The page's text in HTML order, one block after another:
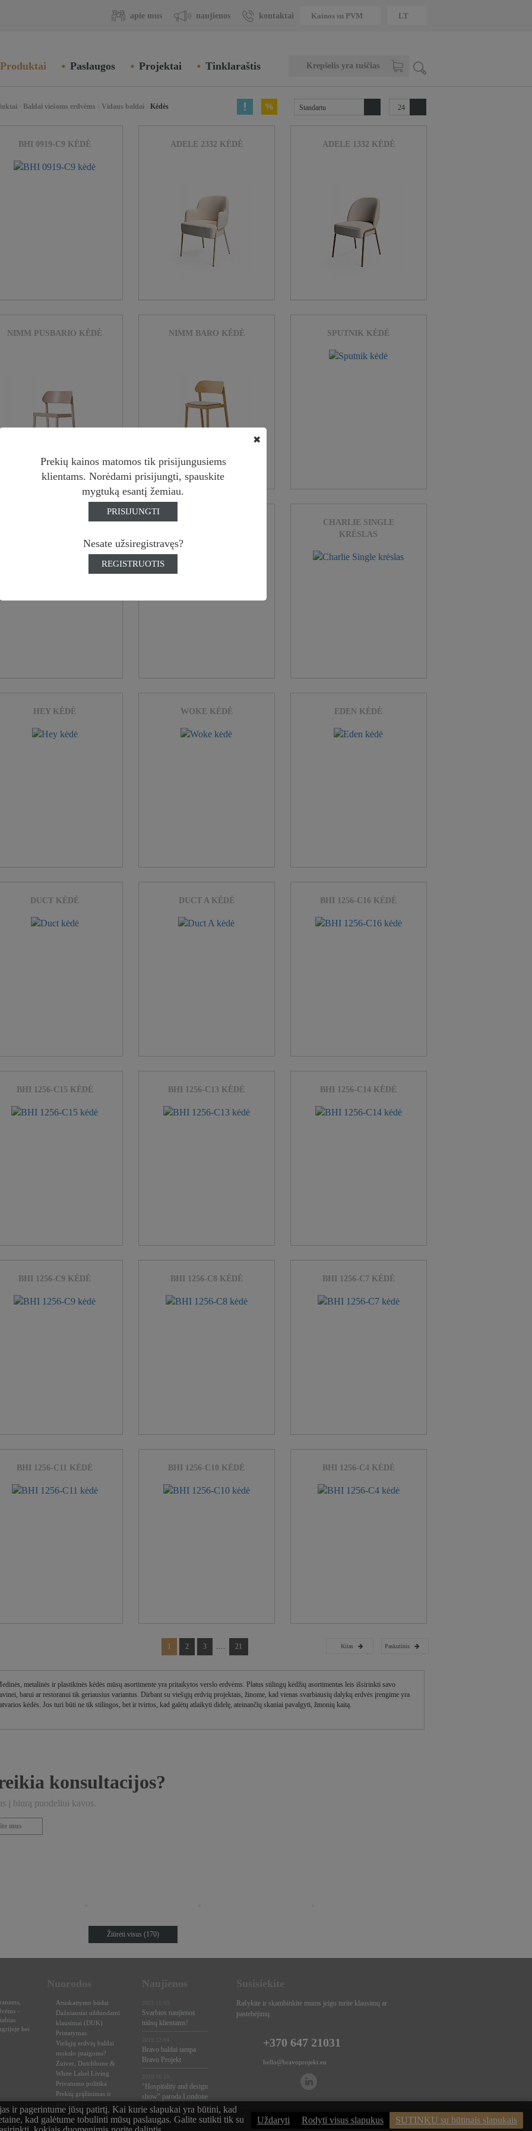
apie mus naujienos kontaktai Kainos su PVM
Kainos su PVM LT
Produktai Paslaugos Projektai Tinklaraštis Krepšelis yra tuščias
> Baldai viešoms erdvėms > Vidaus baldai > Kėdės Standartu 24
BHI 0919-C9 KĖDĖ ADELE 2332 KĖDĖ ADELE 1332 KĖDĖ
NIMM PUSBARIO KĖDĖ NIMM BARO KĖDĖ SPUTNIK KĖDĖ
POODLE EC KRĖSLAS
CHARLIE SINGLE
KRĖSLAS
HEY KĖDĖ WOKE KĖDĖ EDEN KĖDĖ
DUCT KĖDĖ DUCT A KĖDĖ BHI 1256-C16 KĖDĖ
BHI 1256-C15 KĖDĖ BHI 1256-C13 KĖDĖ BHI 1256-C14 KĖDĖ
BHI 1256-C9 KĖDĖ BHI 1256-C8 KĖDĖ BHI 1256-C7 KĖDĖ
BHI 1256-C11 KĖDĖ BHI 1256-C10 KĖDĖ BHI 1256-C4 KĖDĖ
1 2 3 .... 21 Kitas Paskutinis
metalinės ir plastikinės kėdės mūsų asortimente yra pritaikytos verslo erdvėms. Platus stilingų kėdžių asortimentas leis išsirinkti savo
barui ar restoranui tik geriausius variantus. Dirbant su viešųjų erdvių projektais, žinome, kad vienas svarbiausių dalykų erdvės įrengime yra
kėdės. Jos turi būti ne tik stilingos, bet ir tvirtos, kad galėtų atlaikyti didelę, ateinančių skaniai pavalgyti, žmonių kaitą.
konsultacijos?
į biurą puodeliui kavos.
mus
Žiūrėti visus (170)
-
bei
Atsiskaitymo būdai
Dažniausiai užduodami
klausimai (DUK)
Pristatymas
Viešųjų erdvių baldai
mokslo įstaigoms?
Zuiver, Dutchbone &
White Label Living
Privatumo politika
Prekių grąžinimas ir
garantijos
Svarbios naujienos
mūsų klientams!
Bravo baldai tampa
Bravo Projekt
"Hospitality and design
show" paroda Londone
Rašykite ir skambinkite mums jeigu turite klausimų ar
pastebėjimų.
+370 647 21031
hello@bravoprojekt.eu
Prekių kainos matomos tik prisijungusiems
klientams. Norėdami prisijungti, spauskite
mygtuką esantį žemiau.
PRISIJUNGTI
Nesate užsiregistravęs?
REGISTRUOTIS
✖
ir pagerintume jūsų patirtį. Kai kurie slapukai yra būtini, kad
kad galėtume tobulinti mūsų paslaugas. Galite sutikti tik su
Uždaryti Rodyti visus slapukus SUTINKU su būtinais slapukais